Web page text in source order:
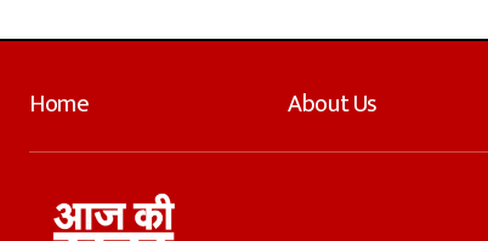
Home About Us